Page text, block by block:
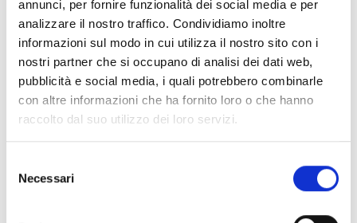
annunci, per fornire funzionalità dei social media e per
analizzare il nostro traffico. Condividiamo inoltre
informazioni sul modo in cui utilizza il nostro sito con i
nostri partner che si occupano di analisi dei dati web,
pubblicità e social media, i quali potrebbero combinarle
con altre informazioni che ha fornito loro o che hanno
raccolto dal suo utilizzo dei loro servizi.
delNecessari
viene a mancare quando la ragazza frequenta la quinta
elementare. La vita quotidiana di Éclair viene
sconvolta dall'incontro con l’alieno Celeno, principe del
Circo di Astra in fuga dalla malvagia zia Asterope, che,
dopo aver preso il trono con la forza, ora vuole
mettere le mani sullo Starduster, un misterioso e
propria incolumità, Celeno è costretto a rifugiarsi sulla
Terra, travestendosi da essere umano. L’incontro con